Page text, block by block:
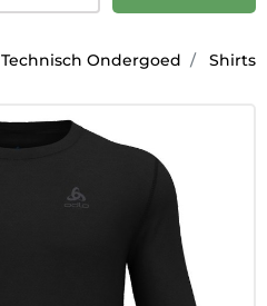
Technisch Ondergoed Shirts